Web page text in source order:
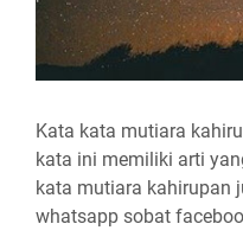
Kata kata mutiara
kata ini memiliki arti
kata mutiara kahirupan
whatsapp sobat